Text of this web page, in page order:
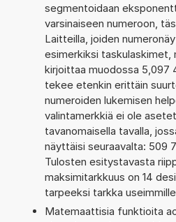
segmentoidaan
varsinaiseen numeroon,
Laitteilla, joiden
esimerkiksi taskulaskimet,
kirjoittaa muodossa 5,097
tekee etenkin erittäin
numeroiden lukemisen
valintamerkkiä ei ole
tavanomaisella tavalla,
näyttäisi seuraavalta: 509
Tulosten esitystavasta
maksimitarkkuus on 14
tarpeeksi tarkka
Matemaattisia funktioita